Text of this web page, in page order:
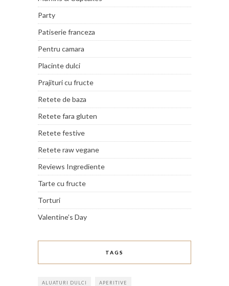
Party
Patiserie franceza
Pentru camara
Placinte dulci
Prajituri cu fructe
Retete de baza
Retete fara gluten
Retete festive
Retete raw vegane
Reviews Ingrediente
Tarte cu fructe
Torturi
Valentine’s Day
TAGS
ALUATURI DULCI APERITIVE